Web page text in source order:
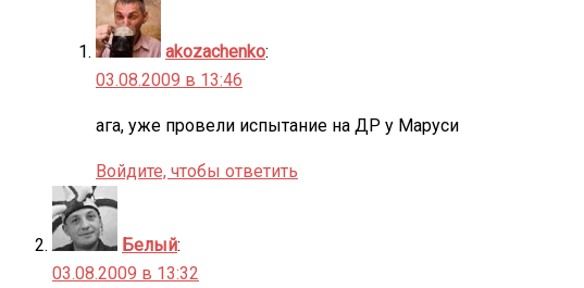
akozachenko:
03.08.2009 в 13:46
ага, уже провели испытание на ДР у Маруси
Войдите, чтобы ответить
Белый:
03.08.2009 в 13:32